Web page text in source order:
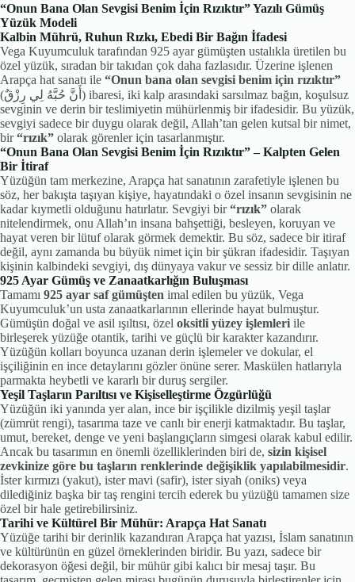
“Onun Bana Olan Sevgisi Benim İçin Rızıktır” Yazılı Gümüş
Yüzük Modeli
Kalbin Mührü, Ruhun Rızkı, Ebedi Bir Bağın İfadesi
Vega Kuyumculuk tarafından 925 ayar gümüşten ustalıkla üretilen bu
özel yüzük, sıradan bir takıdan çok daha fazlasıdır. Üzerine işlenen
Arapça hat sanatı ile “Onun bana olan sevgisi benim için rızıktır”
(أَنَّ حُبَّهُ لِي رِزْقٌ) ibaresi, iki kalp arasındaki sarsılmaz bağın, koşulsuz
sevginin ve derin bir teslimiyetin mühürlenmiş bir ifadesidir. Bu yüzük,
sevgiyi sadece bir duygu olarak değil, Allah’tan gelen kutsal bir nimet,
bir“rızık” olarak görenler için tasarlanmıştır.
“Onun Bana Olan Sevgisi Benim İçin Rızıktır” – Kalpten Gelen
Bir İtiraf
Yüzüğün tam merkezine, Arapça hat sanatının zarafetiyle işlenen bu
söz, her bakışta taşıyan kişiye, hayatındaki o özel insanın sevgisinin ne
kadar kıymetli olduğunu hatırlatır. Sevgiyi bir“rızık” olarak
nitelendirmek, onu Allah’ın insana bahşettiği, besleyen, koruyan ve
hayat veren bir lütuf olarak görmek demektir. Bu söz, sadece bir itiraf
değil, aynı zamanda bu büyük nimet için bir şükran ifadesidir. Taşıyan
kişinin kalbindeki sevgiyi, dış dünyaya vakur ve sessiz bir dille anlatır.
925 Ayar Gümüş ve Zanaatkarlığın Buluşması
Tamamı 925 ayar saf gümüşten imal edilen bu yüzük, Vega
Kuyumculuk’un usta zanaatkarlarının ellerinde hayat bulmuştur.
Gümüşün doğal ve asil ışıltısı, özel oksitli yüzey işlemleri ile
birleşerek yüzüğe otantik, tarihi ve güçlü bir karakter kazandırır.
Yüzüğün kolları boyunca uzanan derin işlemeler ve dokular, el
işçiliğinin en ince detaylarını gözler önüne serer. Maskülen hatlarıyla
parmakta heybetli ve kararlı bir duruş sergiler.
Yeşil Taşların Parıltısı ve Kişiselleştirme Özgürlüğü
Yüzüğün iki yanında yer alan, ince bir işçilikle dizilmiş yeşil taşlar
(zümrüt rengi), tasarıma taze ve canlı bir enerji katmaktadır. Bu taşlar,
umut, bereket, denge ve yeni başlangıçların simgesi olarak kabul edilir.
Ancak bu tasarımın en önemli özelliklerinden biri de, sizin kişisel
zevkinize göre bu taşların renklerinde değişiklik yapılabilmesidir.
İster kırmızı (yakut), ister mavi (safir), ister siyah (oniks) veya
dilediğiniz başka bir taş rengini tercih ederek bu yüzüğü tamamen size
özel bir hale getirebilirsiniz.
Tarihi ve Kültürel Bir Mühür: Arapça Hat Sanatı
Yüzüğe tarihi bir derinlik kazandıran Arapça hat yazısı, İslam sanatının
ve kültürünün en güzel örneklerinden biridir. Bu yazı, sadece bir
dekorasyon öğesi değil, bir mühür gibi kalıcı bir mesaj taşır. Bu